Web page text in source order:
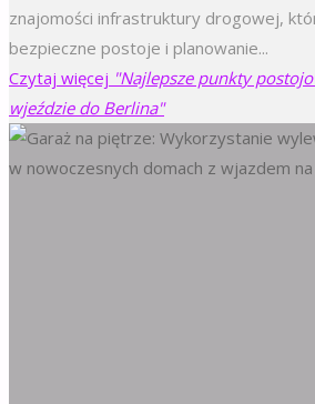
znajomości infrastruktury drogowej,
bezpieczne postoje i planowanie...
Czytaj więcej "Najlepsze punkty
wjeździe do Berlina"